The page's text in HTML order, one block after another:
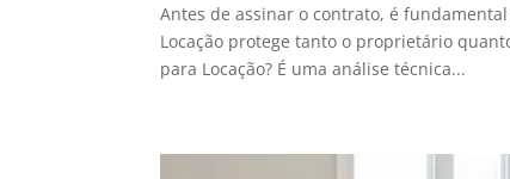
Antes de assinar o contrato, é
Locação protege tanto o proprietário
para Locação? É uma análise técnica...